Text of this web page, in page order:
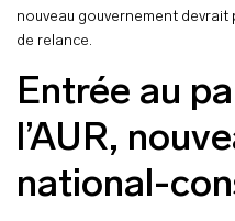
nouveau gouvernement
de relance.
Entrée au
l’AUR,
national-